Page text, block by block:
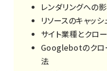
レンダリングへの
リソースのキャッシ
サイト業種とクロ
Googlebotのクロ
法